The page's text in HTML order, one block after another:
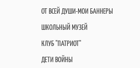
ОТ ВСЕЙ ДУШИ-МОИ БАННЕРЫ
ШКОЛЬНЫЙ МУЗЕЙ
КЛУБ "ПАТРИОТ"
ДЕТИ ВОЙНЫ